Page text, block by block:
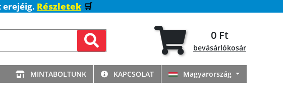
erejéig. Részletek 🛒
0 Ft
bevásárlókosár
MINTABOLTUNK KAPCSOLAT Magyarország